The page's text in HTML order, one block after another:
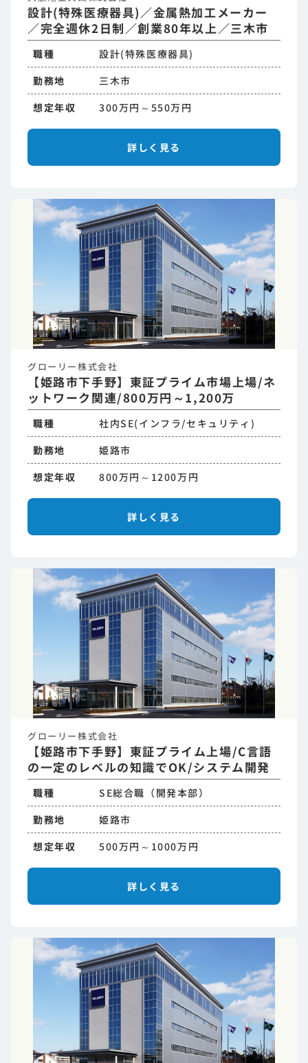
設計(特殊医療器具)／金属熱加工メーカー
／完全週休2日制／創業80年以上／三木市
職種
設計(特殊医療器具)
勤務地
三木市
想定年収
300万円～550万円
詳しく見る
グローリー株式会社
【姫路市下手野】東証プライム市場上場/ネ
ットワーク関連/800万円～1,200万
職種
社内SE(インフラ/セキュリティ)
勤務地
姫路市
想定年収
800万円～1200万円
詳しく見る
グローリー株式会社
【姫路市下手野】東証プライム上場/C言語
の一定のレベルの知識でOK/システム開発
職種
SE総合職（開発本部）
勤務地
姫路市
想定年収
500万円～1000万円
詳しく見る